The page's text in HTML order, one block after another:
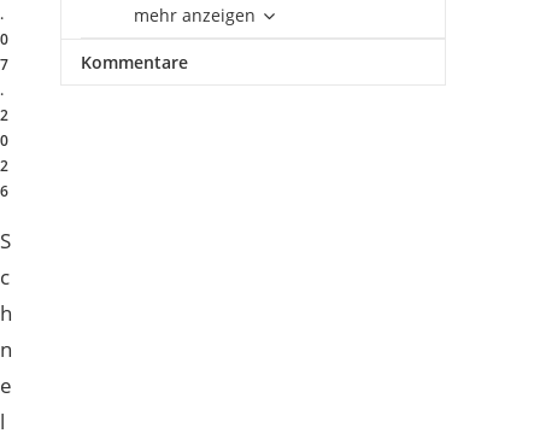
.
0
7
.
2
0
2
6
S
c
h
n
e
l
mehr anzeigen
Kommentare